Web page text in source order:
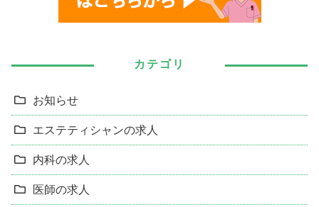
カテゴリ
お知らせ
エステティシャンの求人
内科の求人
医師の求人